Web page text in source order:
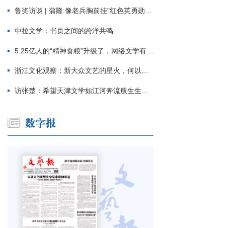
鲁奖访谈 | 蒲隆:像老兵胸前挂"红色英勇勋章"
中拉文学：书页之间的跨洋共鸣
5.25亿人的“精神食粮”升级了，网络文学有了哪些新变化？
浙江文化观察：新大众文艺的星火，何以燎原？
访张楚：希望天津文学如江河奔流般生生不息